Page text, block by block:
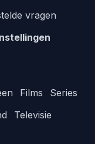
vragen
Films
Series
Televisie